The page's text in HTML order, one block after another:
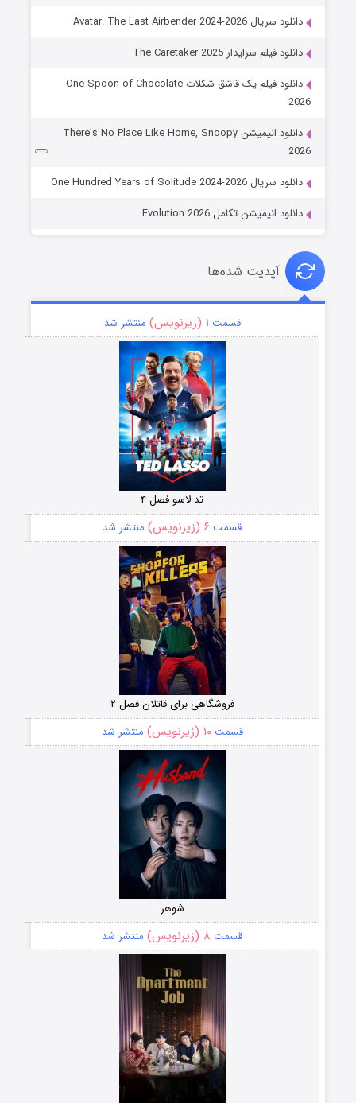
دانلود سریال Avatar: The Last Airbender 2024-2026
دانلود فیلم سرایدار The Caretaker 2025
دانلود فیلم یک قاشق شکلات One Spoon of Chocolate
2026
دانلود انیمیشن There’s No Place Like Home, Snoopy
2026
دانلود سریال One Hundred Years of Solitude 2024-2026
دانلود انیمیشن تکامل Evolution 2026
آپدیت شده‌ها
قسمت ۱ (زیرنویس) منتشر شد
تد لاسو فصل ۴
قسمت ۶ (زیرنویس) منتشر شد
فروشگاهی برای قاتلان فصل ۲
قسمت۱۰ (زیرنویس) منتشر شد
شوهر
قسمت ۸ (زیرنویس) منتشر شد